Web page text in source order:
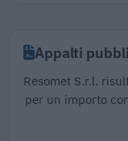
Appalti
Resomet S.r.l.
per un importo